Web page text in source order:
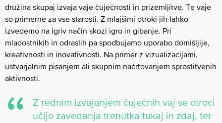
družina skupaj izvaja vaje čuječnosti in prizemljitve. Te vaje
so primerne za vse starosti. Z mlajšimi otroki jih lahko
izvedemo na igriv način skozi igro in gibanje. Pri
mladostnikih in odraslih pa spodbujamo uporabo domišljije,
kreativnosti in inovativnosti. Na primer z vizualizacijami,
ustvarjalnim pisanjem ali skupnim načrtovanjem sprostitvenih
aktivnosti.
Z rednim izvajanjem čuječnih vaj se otroci
učijo zavedanja trenutka tukaj in zdaj, ter